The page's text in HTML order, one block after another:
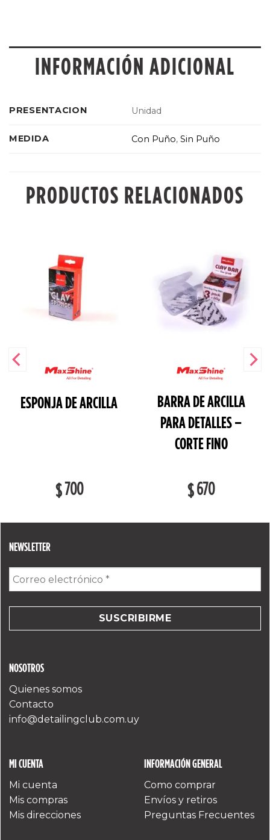
INFORMACIÓN ADICIONAL
PRESENTACION Unidad
MEDIDA Con Puño,Sin Puño
PRODUCTOS RELACIONADOS
ESPONJA DE ARCILLA
$700
BARRA DE ARCILLA
PARA DETALLES –
CORTE FINO
$670
NOSOTROS
Quienes somos
Contacto
info@detailingclub.com.uy
MI CUENTA
Mi cuenta
Mis compras
Mis direcciones
INFORMACIÓN GENERAL
Como comprar
Envíos y retiros
Preguntas Frecuentes
NEWSLETTER
electrónico